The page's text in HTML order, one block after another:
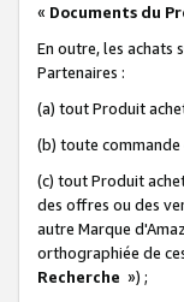
« Documents du
En outre, les achats
Partenaires :
(a) tout Produit
(b) toute
(c) tout Produit
des offres ou des
autre Marque
orthographiée de
Recherche ») ;